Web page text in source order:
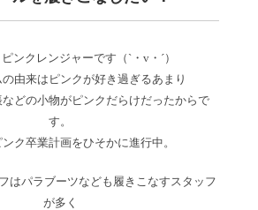
ンクレンジャーです（`・v・´）ゞ
由来はピンクが好き過ぎるあまり
どの小物がピンクだらけだったからで
す。
ク卒業計画をひそかに進行中。
はパラブーツなども履きこなすスタッフ
が多く